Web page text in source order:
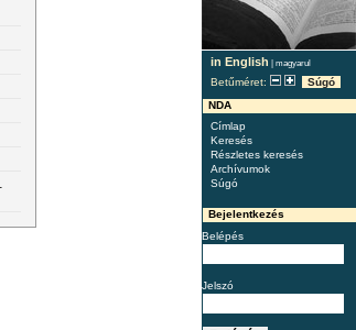
in English | magyarul
Betűméret:
Súgó
NDA
Címlap
Keresés
Részletes keresés
Archívumok
Súgó
Bejelentkezés
Belépés
Jelszó